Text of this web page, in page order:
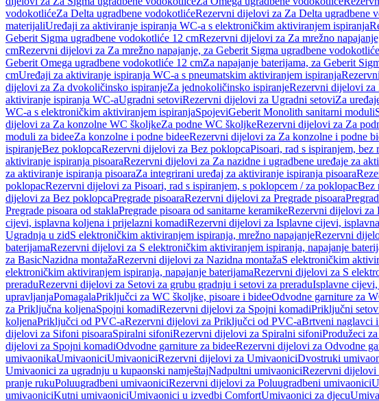
vodokotlićeZa Delta ugradbene vodokotlićeRezervni dijelovi za Za Delta ugradbene
materijaliUređaji za aktiviranje ispiranja WC-a s elektroničkim aktiviranjem ispiranja
Geberit Sigma ugradbene vodokotliće 12 cmRezervni dijelovi za Za mrežno
cmRezervni dijelovi za Za mrežno napajanje, za Geberit Sigma ugradbene
Geberit Omega ugradbene vodokotliće 12 cmZa napajanje baterijama, za Geberit
cmUređaji za aktiviranje ispiranja WC-a s pneumatskim aktiviranjem ispiranja
dijelovi za Za dvokoličinsko ispiranjeZa jednokoličinsko ispiranjeRezervni dijelovi
aktiviranje ispiranja WC-aUgradni setoviRezervni dijelovi za Ugradni setoviZa
WC-a s elektroničkim aktiviranjem ispiranjaSpojeviGeberit Monolith sanitarni moduli
dijelovi za Za konzolne WC školjkeZa podne WC školjkeRezervni dijelovi za Za
moduli za bideeZa konzolne i podne bideeRezervni dijelovi za Za konzolne i podne
ispiranjeBez poklopcaRezervni dijelovi za Bez poklopcaPisoari, rad s ispiranjem, bez
aktiviranje ispiranja pisoaraRezervni dijelovi za Za nazidne i ugradbene uređaje za
za aktiviranje ispiranja pisoaraZa integrirani uređaj za aktiviranje ispiranja pisoara
poklopacRezervni dijelovi za Pisoari, rad s ispiranjem, s poklopcem / za poklopacBez
dijelovi za Bez poklopcaPregrade pisoaraRezervni dijelovi za Pregrade pisoara
Pregrade pisoara od staklaPregrade pisoara od sanitarne keramikeRezervni dijelovi za
cijevi, isplavna koljena i prijelazni komadiRezervni dijelovi za Isplavne cijevi,
Ugradnja u zidS elektroničkim aktiviranjem ispiranja, mrežno napajanjeRezervni
baterijamaRezervni dijelovi za S elektroničkim aktiviranjem ispiranja, napajanje
za BasicNazidna montažaRezervni dijelovi za Nazidna montažaS elektroničkim
elektroničkim aktiviranjem ispiranja, napajanje baterijamaRezervni dijelovi za S
preraduRezervni dijelovi za Setovi za grubu gradnju i setovi za preraduIsplavne
upravljanjaPomagalaPriključci za WC školjke, pisoare i bideeOdvodne garniture za
za Priključna koljenaSpojni komadiRezervni dijelovi za Spojni komadiPriključni
koljenaPriključci od PVC-aRezervni dijelovi za Priključci od PVC-aBrtveni naglavci
dijelovi za Sifoni pisoaraSpiralni sifoniRezervni dijelovi za Spiralni sifoniProdužeci
dijelovi za Spojni komadiOdvodne garniture za bideeRezervni dijelovi za Odvodne
umivaonikaUmivaoniciUmivaoniciRezervni dijelovi za UmivaoniciDvostruki
Umivaonici za ugradnju u kupaonski namještajNadpultni umivaoniciRezervni dijelovi
pranje rukuPoluugradbeni umivaoniciRezervni dijelovi za Poluugradbeni umivaonici
umivaoniciKutni umivaoniciUmivaonici u izvedbi ComfortUmivaonici za djecu